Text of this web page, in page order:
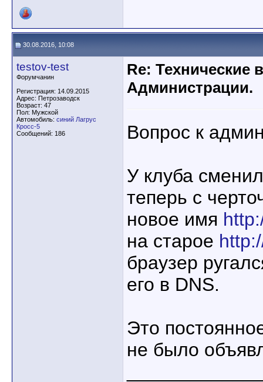
30.08.2016, 10:08
testov-test
Форумчанин
Регистрация: 14.09.2015
Адрес: Петрозаводск
Возраст: 47
Пол: Мужской
Автомобиль: синий Лагрус
Кросс-5
Сообщений: 186
Re: Технические
Администрации.
Вопрос к
У клуба
теперь с
новое имя
на старое
браузер
его в DNS.
Это
не было